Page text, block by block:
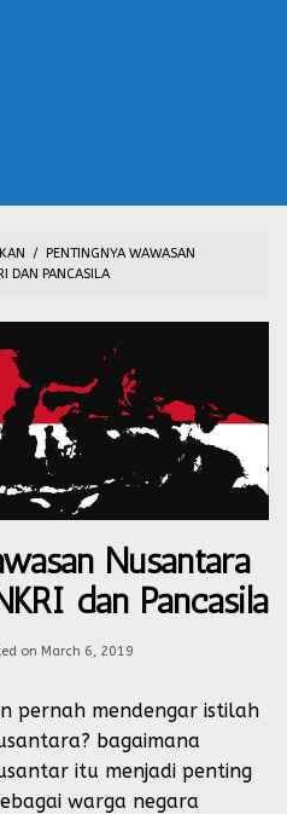
/ PENTINGNYA WAWASAN
DAN PANCASILA
Nusantara
dan Pancasila
on March 6, 2019
pernah mendengar istilah
bagaimana
itu menjadi penting
warga negara